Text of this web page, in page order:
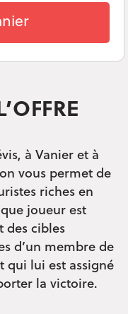
à Vanier et à
vous permet de
riches en
joueur est
des cibles
d’un membre de
qui lui est assigné
la victoire.